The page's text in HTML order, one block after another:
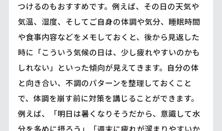
つけるのもおすすめです。例えば、その日の天気や
気温、湿度、そしてご自身の体調や気分、睡眠時間
や食事内容などをメモしておくと、後から見返した
時に「こういう気候の日は、少し疲れやすいのかも
しれない」といった傾向が見えてきます。自分の体
と向き合い、不調のパターンを整理しておくこと
で、体調を崩す前に対策を講じることができます。
例えば、「明日は暑くなりそうだから、意識して水
分を多めに摂ろう」「週末に疲れが溜まりやすいか